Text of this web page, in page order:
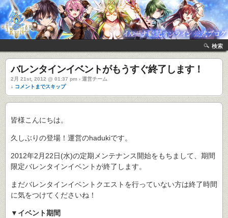
検索
バレンタインイベントがもうすぐ終了します！
2月 21st, 2012 @ 01:37 pm › 運営チーム
↓ コメントまでスキップ
皆様こんにちは。
久しぶりの登場！運営のhadukiです。
2012年2月22日(水)の定期メンテナンス開始をもちまして、期間
限定バレンタインイベントが終了します。
まだバレンタインイベントクエストを行っていない方は終了時間
に気をつけてくださいね！
▼イベント期間